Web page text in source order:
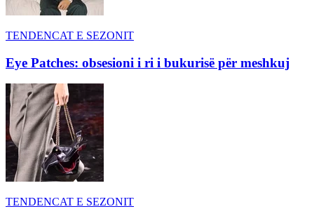
TENDENCAT E SEZONIT
Eye Patches: obsesioni i ri i bukurisë për meshkuj
TENDENCAT E SEZONIT